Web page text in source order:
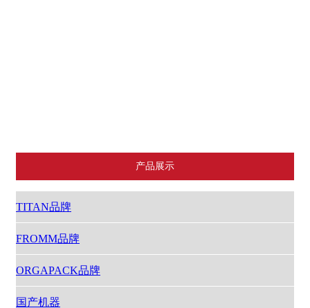
产品展示
TITAN品牌
FROMM品牌
ORGAPACK品牌
国产机器